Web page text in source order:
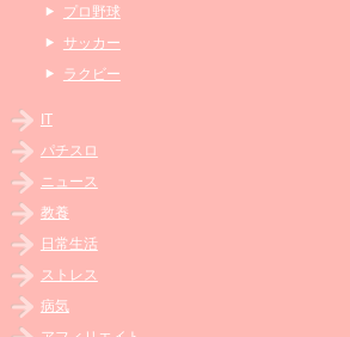
プロ野球
サッカー
ラクビー
IT
パチスロ
ニュース
教養
日常生活
ストレス
病気